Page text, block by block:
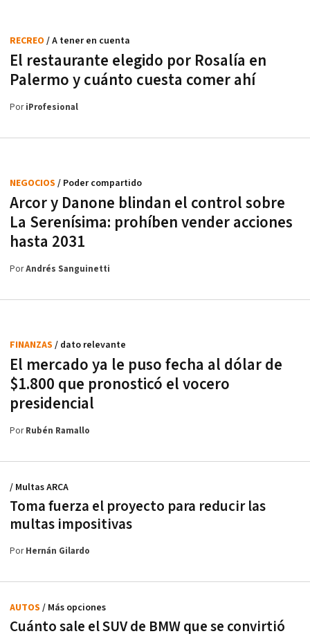
El restaurante elegido por Rosalía en
Palermo y cuánto cuesta comer ahí
RECREO / A tener en cuenta
PoriProfesional
Arcor y Danone blindan el control sobre
La Serenísima: prohíben vender acciones
hasta 2031
NEGOCIOS / Poder compartido
PorAndrés Sanguinetti
El mercado ya le puso fecha al dólar de
$1.800 que pronosticó el vocero
presidencial
FINANZAS / dato relevante
PorRubén Ramallo
Toma fuerza el proyecto para reducir las
multas impositivas
/ Multas ARCA
PorHernán Gilardo
Cuánto sale el SUV de BMW que se convirtió
AUTOS / Más opciones